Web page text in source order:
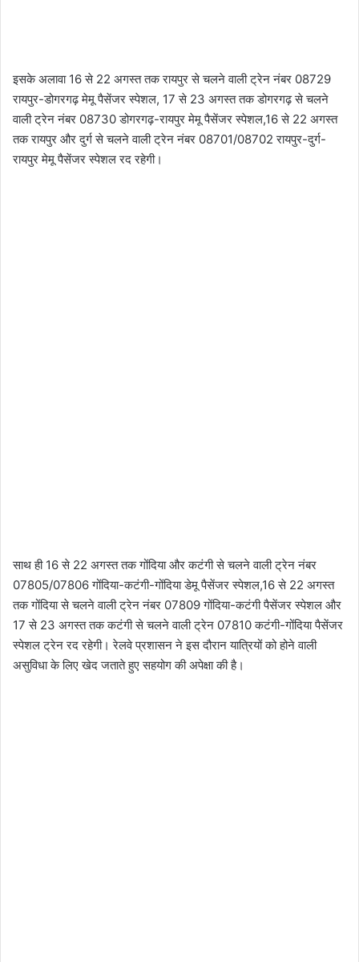
इसके अलावा 16 से 22 अगस्त तक रायपुर से चलने वाली ट्रेन नंबर 08729
रायपुर-डोगरगढ़ मेमू पैसेंजर स्पेशल, 17 से 23 अगस्त तक डोगरगढ़ से चलने
वाली ट्रेन नंबर 08730 डोगरगढ़-रायपुर मेमू पैसेंजर स्पेशल,16 से 22 अगस्त
तक रायपुर और दुर्ग से चलने वाली ट्रेन नंबर 08701/08702 रायपुर-दुर्ग-
रायपुर मेमू पैसेंजर स्पेशल रद रहेगी।
साथ ही 16 से 22 अगस्त तक गोंदिया और कटंगी से चलने वाली ट्रेन नंबर
07805/07806 गोंदिया-कटंगी-गोंदिया डेमू पैसेंजर स्पेशल,16 से 22 अगस्त
तक गोंदिया से चलने वाली ट्रेन नंबर 07809 गोंदिया-कटंगी पैसेंजर स्पेशल और
17 से 23 अगस्त तक कटंगी से चलने वाली ट्रेन 07810 कटंगी-गोंदिया पैसेंजर
स्पेशल ट्रेन रद रहेगी। रेलवे प्रशासन ने इस दौरान यात्रियों को होने वाली
असुविधा के लिए खेद जताते हुए सहयोग की अपेक्षा की है।